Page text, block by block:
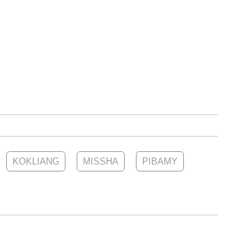
KOKLIANG MISSHA PIBAMY